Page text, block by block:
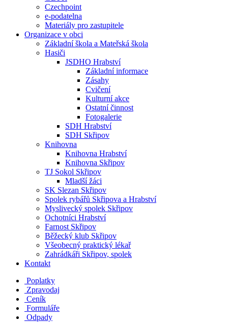
Czechpoint
e-podatelna
Materiály pro zastupitele
Organizace v obci
Základní škola a Mateřská škola
Hasiči
JSDHO Hrabství
Základní informace
Zásahy
Cvičení
Kulturní akce
Ostatní činnost
Fotogalerie
SDH Hrabství
SDH Skřipov
Knihovna
Knihovna Hrabství
Knihovna Skřipov
TJ Sokol Skřipov
Mladší žáci
SK Slezan Skřipov
Spolek rybářů Skřipova a Hrabství
Myslivecký spolek Skřipov
Ochotníci Hrabství
Farnost Skřipov
Běžecký klub Skřipov
Všeobecný praktický lékař
Zahrádkáři Skřipov, spolek
Kontakt
Poplatky
Zpravodaj
Ceník
Formuláře
Odpady